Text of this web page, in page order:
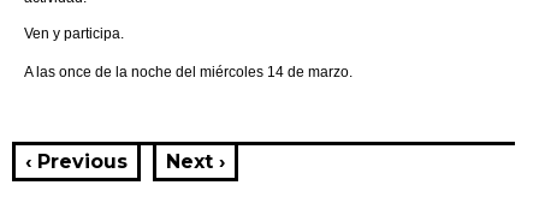
Ven y participa.
A las once de la noche del miércoles 14 de marzo.
‹ Previous Next ›